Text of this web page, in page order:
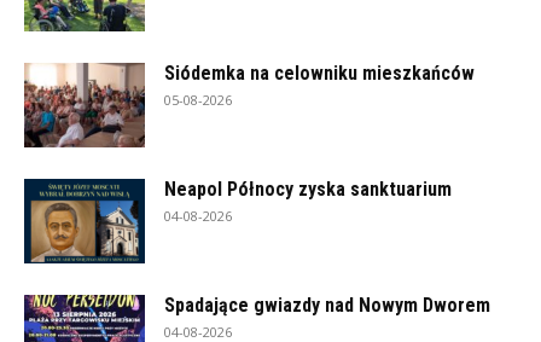
Siódemka na celowniku mieszkańców
05-08-2026
Neapol Północy zyska sanktuarium
04-08-2026
Spadające gwiazdy nad Nowym Dworem
04-08-2026